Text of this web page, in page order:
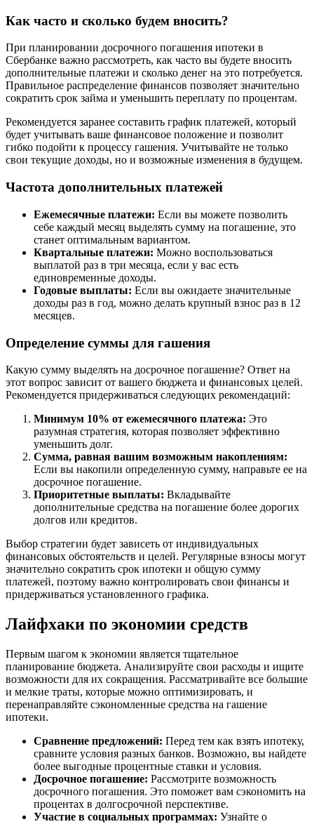
Как часто и сколько будем вносить?
При планировании досрочного погашения ипотеки в
Сбербанке важно рассмотреть, как часто вы будете вносить
дополнительные платежи и сколько денег на это потребуется.
Правильное распределение финансов позволяет значительно
сократить срок займа и уменьшить переплату по процентам.
Рекомендуется заранее составить график платежей, который
будет учитывать ваше финансовое положение и позволит
гибко подойти к процессу гашения. Учитывайте не только
свои текущие доходы, но и возможные изменения в будущем.
Частота дополнительных платежей
Ежемесячные платежи: Если вы можете позволить
себе каждый месяц выделять сумму на погашение, это
станет оптимальным вариантом.
Квартальные платежи: Можно воспользоваться
выплатой раз в три месяца, если у вас есть
единовременные доходы.
Годовые выплаты: Если вы ожидаете значительные
доходы раз в год, можно делать крупный взнос раз в 12
месяцев.
Определение суммы для гашения
Какую сумму выделять на досрочное погашение? Ответ на
этот вопрос зависит от вашего бюджета и финансовых целей.
Рекомендуется придерживаться следующих рекомендаций:
Минимум 10% от ежемесячного платежа: Это
разумная стратегия, которая позволяет эффективно
уменьшить долг.
Сумма, равная вашим возможным накоплениям:
Если вы накопили определенную сумму, направьте ее на
досрочное погашение.
Приоритетные выплаты: Вкладывайте
дополнительные средства на погашение более дорогих
долгов или кредитов.
Выбор стратегии будет зависеть от индивидуальных
финансовых обстоятельств и целей. Регулярные взносы могут
значительно сократить срок ипотеки и общую сумму
платежей, поэтому важно контролировать свои финансы и
придерживаться установленного графика.
Лайфхаки по экономии средств
Первым шагом к экономии является тщательное
планирование бюджета. Анализируйте свои расходы и ищите
возможности для их сокращения. Рассматривайте все большие
и мелкие траты, которые можно оптимизировать, и
перенаправляйте сэкономленные средства на гашение
ипотеки.
Сравнение предложений: Перед тем как взять ипотеку,
сравните условия разных банков. Возможно, вы найдете
более выгодные процентные ставки и условия.
Досрочное погашение: Рассмотрите возможность
досрочного погашения. Это поможет вам сэкономить на
процентах в долгосрочной перспективе.
Участие в социальных программах: Узнайте о